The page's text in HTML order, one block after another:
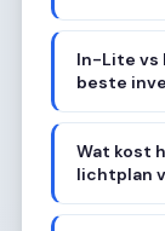
In-Lite vs
beste
Wat kost
lichtplan